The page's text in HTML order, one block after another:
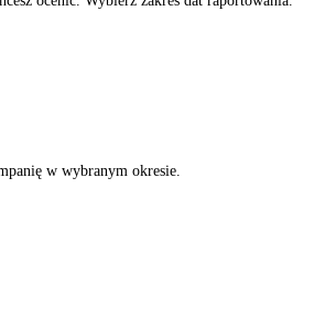
w wybranym okresie.